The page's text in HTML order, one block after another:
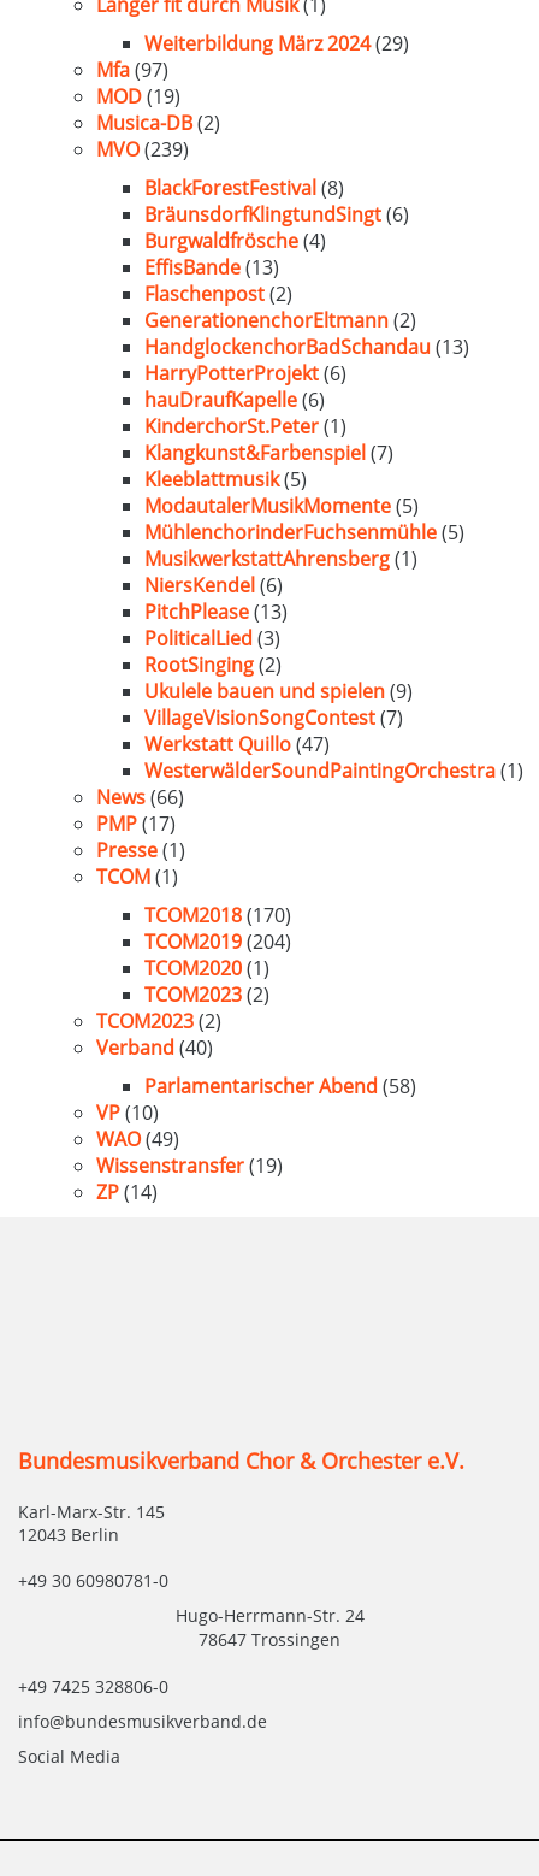
Weiterbildung März 2024(29)
Mfa(97)
MOD(19)
Musica-DB(2)
MVO(239)
BlackForestFestival(8)
BräunsdorfKlingtundSingt(6)
Burgwaldfrösche(4)
EffisBande(13)
Flaschenpost(2)
GenerationenchorEltmann(2)
HandglockenchorBadSchandau(13)
HarryPotterProjekt(6)
hauDraufKapelle(6)
KinderchorSt.Peter(1)
Klangkunst&Farbenspiel(7)
Kleeblattmusik(5)
ModautalerMusikMomente(5)
MühlenchorinderFuchsenmühle(5)
MusikwerkstattAhrensberg(1)
NiersKendel(6)
PitchPlease(13)
PoliticalLied (3)
RootSinging(2)
Ukulele bauen und spielen(9)
VillageVisionSongContest(7)
Werkstatt Quillo(47)
WesterwälderSoundPaintingOrchestra(1)
News(66)
PMP(17)
Presse(1)
TCOM(1)
TCOM2018(170)
TCOM2019(204)
TCOM2020(1)
TCOM2023(2)
TCOM2023(2)
Verband (40)
Parlamentarischer Abend (58)
VP(10)
WAO(49)
Wissenstransfer(19)
ZP(14)
Bundesmusikverband Chor & Orchester e.V.
Karl-Marx-Str. 145
12043 Berlin
+49 30 60980781-0
Hugo-Herrmann-Str. 24
78647 Trossingen
+49 7425 328806-0
info@bundesmusikverband.de
Social Media